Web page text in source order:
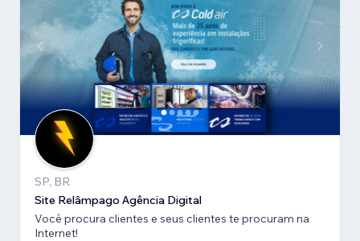
SP, BR
Site Relâmpago Agência Digital
Você procura clientes e seus clientes te procuram na
Internet!